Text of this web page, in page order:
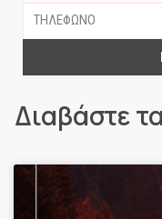
Διαβάστε